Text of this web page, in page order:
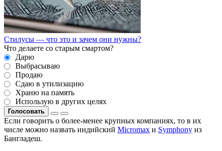
Стилусы — что это и зачем они нужны?
Что делаете со старым смартом?
Дарю
Выбрасываю
Продаю
Сдаю в утилизацию
Храню на память
Использую в других целях
Голосовать
Если говорить о более-менее крупных компаниях, то в их
числе можно назвать индийский Micromax и Symphony из
Бангладеш.